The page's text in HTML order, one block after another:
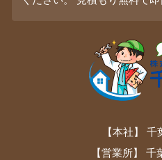
【本社】
【営業所】